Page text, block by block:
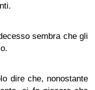
sembra che gli
dire che, nonostante